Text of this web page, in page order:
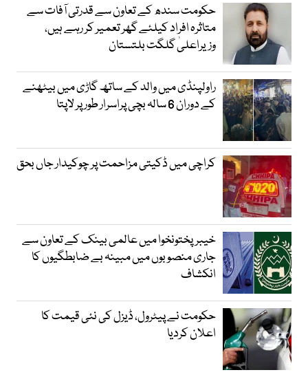
حکومت سندھ کے تعاون سے قدرتی آفات سے
متاثرہ افراد کیلئے گھر تعمیر کر رہے ہیں،
وزیراعلیٰ گلگت بلتستان
راولپنڈی میں والد کے ساتھ گاڑی میں بیٹھنے
کے دوران 6 سالہ بچی پراسرار طور پر لاپتا
کراچی میں ڈکیتی مزاحمت پر چوکیدار جاں بحق
خیبرپختونخوا میں عالمی بینک کے تعاون سے
جاری منصوبوں میں مبینہ بے ضابطگیوں کا
انکشاف
حکومت نے پیٹرول، ڈیزل کی نئی قیمت کا
اعلان کردیا